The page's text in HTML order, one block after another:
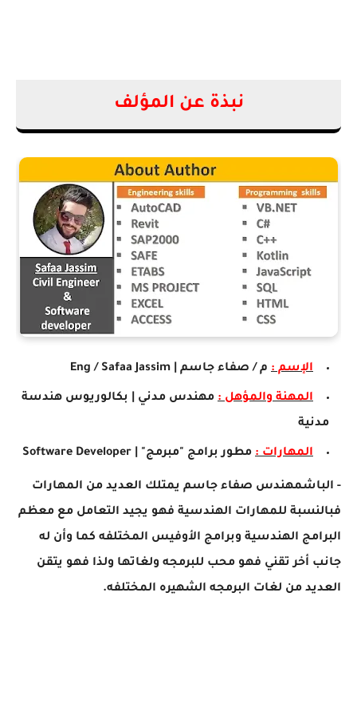
نبذة عن المؤلف
الإسم : م / صفاء جاسم | Eng / Safaa Jassim
المهنة والمؤهل : مهندس مدني | بكالوريوس هندسة
مدنية
المهارات : مطور برامج "مبرمج" | Software Developer
- الباشمهندس صفاء جاسم يمتلك العديد من المهارات
فبالنسبة للمهارات الهندسية فهو يجيد التعامل مع معظم
البرامج الهندسية وبرامج الأوفيس المختلفه كما وأن له
جانب أخر تقني فهو محب للبرمجه ولغاتها ولذا فهو يتقن
العديد من لغات البرمجه الشهيره المختلفه.